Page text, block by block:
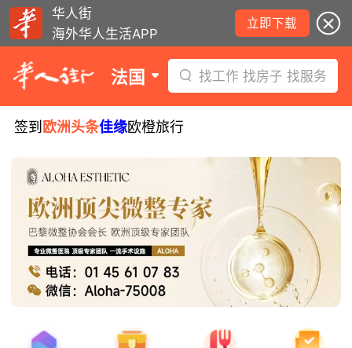
华人街
海外华人生活APP
立即下载
法国 找工作 找房子 找服务
签到 欧洲头条佳缘欧橙旅行